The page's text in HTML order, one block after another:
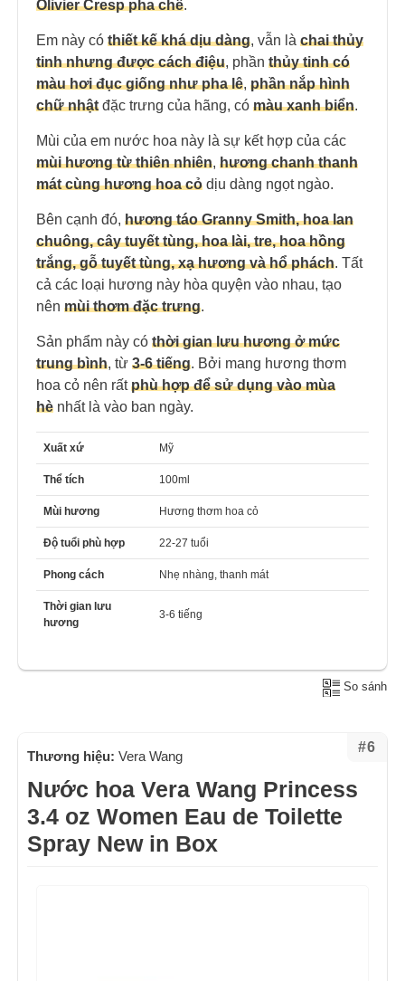
Olivier Cresp pha chế.
Em này có thiết kế khá dịu dàng, vẫn là chai thủy
tinh nhưng được cách điệu, phần thủy tinh có
màu hơi đục giống như pha lê, phần nắp hình
chữ nhật đặc trưng của hãng, có màu xanh biển.
Mùi của em nước hoa này là sự kết hợp của các
mùi hương từ thiên nhiên, hương chanh thanh
mát cùng hương hoa cỏ dịu dàng ngọt ngào.
Bên cạnh đó, hương táo Granny Smith, hoa lan
chuông, cây tuyết tùng, hoa lài, tre, hoa hồng
trắng, gỗ tuyết tùng, xạ hương và hổ phách. Tất
cả các loại hương này hòa quyện vào nhau, tạo
nên mùi thơm đặc trưng.
Sản phẩm này có thời gian lưu hương ở mức
trung bình, từ 3-6 tiếng. Bởi mang hương thơm
hoa cỏ nên rấtphù hợp để sử dụng vào mùa
hè nhất là vào ban ngày.
Xuất xứ Mỹ
Thể tích 100ml
Mùi hương Hương thơm hoa cỏ
Độ tuổi phù hợp 22-27 tuổi
Phong cách Nhẹ nhàng, thanh mát
Thời gian lưu
hương
3-6 tiếng
So sánh
#6
Thương hiệu: Vera Wang
Nước hoa Vera Wang Princess
3.4 oz Women Eau de Toilette
Spray New in Box